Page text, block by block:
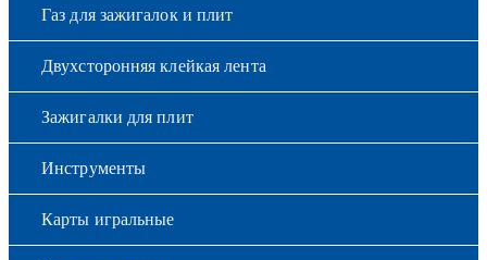
Газ для зажигалок и плит
Двухсторонняя клейкая лента
Зажигалки для плит
Инструменты
Карты игральные